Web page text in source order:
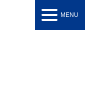
MENU